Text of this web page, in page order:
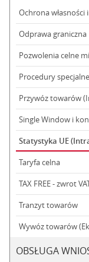
Ochrona
Odprawa graniczna
Pozwolenia celne
Procedury specjalne
Przywóz towarów
Single Window i
Statystyka UE
Taryfa celna
TAX FREE - zwrot
Tranzyt towarów
Wywóz towarów
OBSŁUGA